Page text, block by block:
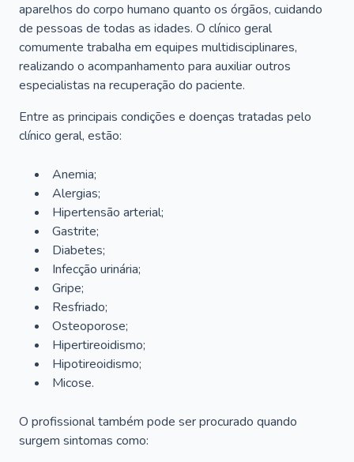
aparelhos do corpo humano quanto os órgãos, cuidando
de pessoas de todas as idades. O clínico geral
comumente trabalha em equipes multidisciplinares,
realizando o acompanhamento para auxiliar outros
especialistas na recuperação do paciente.
Entre as principais condições e doenças tratadas pelo
clínico geral, estão:
Anemia;
Alergias;
Hipertensão arterial;
Gastrite;
Diabetes;
Infecção urinária;
Gripe;
Resfriado;
Osteoporose;
Hipertireoidismo;
Hipotireoidismo;
Micose.
O profissional também pode ser procurado quando
surgem sintomas como: